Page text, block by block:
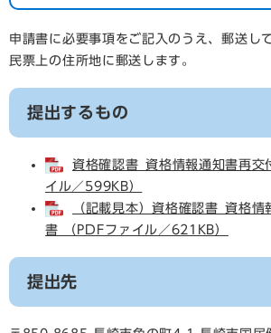
申請書に必要事項をご記入のうえ、郵送し
民票上の住所地に郵送します。
提出するもの
資格確認書_資格情報通知書再交
イル／599KB）
（記載見本）資格確認書_資格
書 （PDFファイル／621KB）
提出先